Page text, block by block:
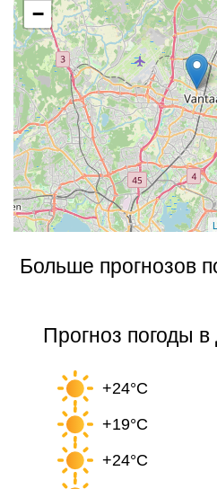
−
Больше прогнозов
Прогноз погоды в
+24°C
+19°C
+24°C